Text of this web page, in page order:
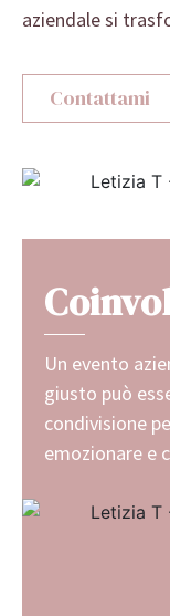
aziendale si
Contattami
Un evento
giusto può
condivisione
emozionare e